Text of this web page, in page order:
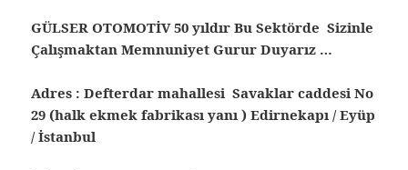
GÜLSER OTOMOTİV 50 yıldır Bu Sektörde Sizinle
Çalışmaktan Memnuniyet Gurur Duyarız …
Adres : Defterdar mahallesi Savaklar caddesi No
29 (halk ekmek fabrikası yanı ) Edirnekapı / Eyüp
/ İstanbul